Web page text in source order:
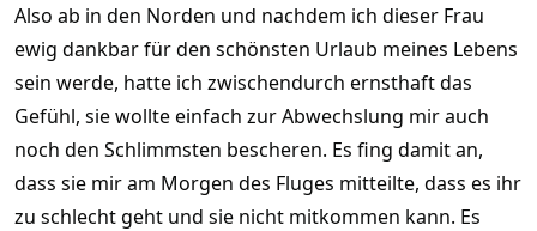
Also ab in den Norden und nachdem ich dieser Frau
ewig dankbar für den schönsten Urlaub meines Lebens
sein werde, hatte ich zwischendurch ernsthaft das
Gefühl, sie wollte einfach zur Abwechslung mir auch
noch den Schlimmsten bescheren. Es fing damit an,
dass sie mir am Morgen des Fluges mitteilte, dass es ihr
zu schlecht geht und sie nicht mitkommen kann. Es